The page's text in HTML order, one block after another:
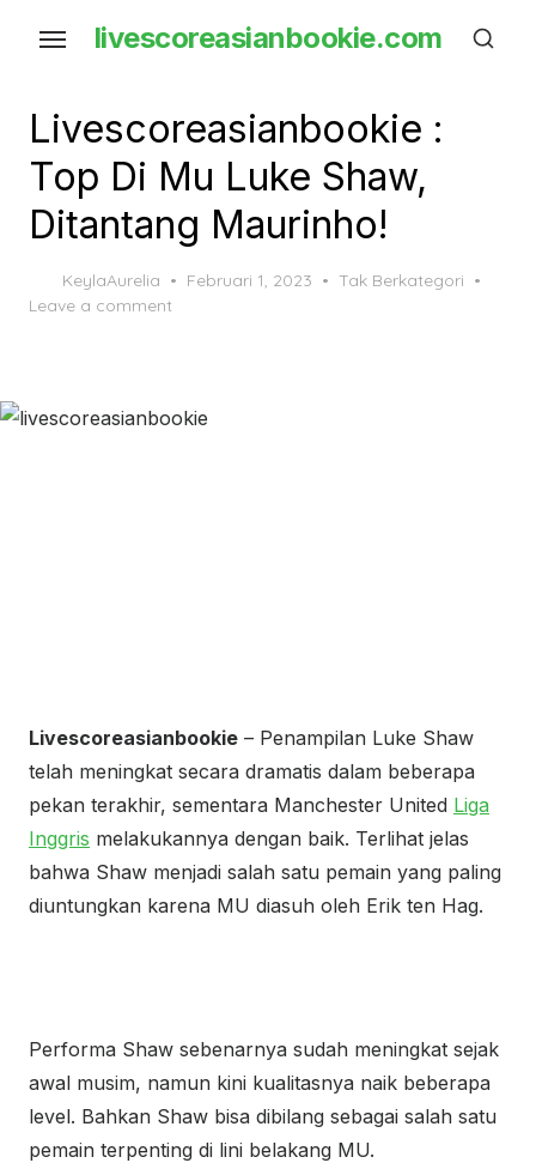
content
livescoreasianbookie.com
Livescoreasianbookie :
Top Di Mu Luke Shaw,
Ditantang Maurinho!
KeylaAurelia
Posted
Februari 1, 2023
Tak Berkategori
Leave a comment
Livescoreasianbookie – Penampilan Luke Shaw
telah meningkat secara dramatis dalam beberapa
pekan terakhir, sementara Manchester United Liga
Inggris melakukannya dengan baik. Terlihat jelas
bahwa Shaw menjadi salah satu pemain yang paling
diuntungkan karena MU diasuh oleh Erik ten Hag.
Performa Shaw sebenarnya sudah meningkat sejak
awal musim, namun kini kualitasnya naik beberapa
level. Bahkan Shaw bisa dibilang sebagai salah satu
pemain terpenting di lini belakang MU.